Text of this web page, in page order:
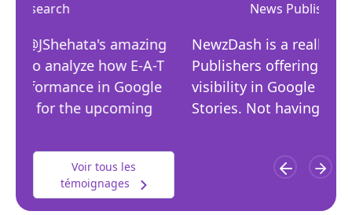
NewzDash is a really useful tool for News
Publishers offering insight into publisher
visibility in Google News, Search, and Top
Stories. Not having to manually track my
Voir tous les
témoignages